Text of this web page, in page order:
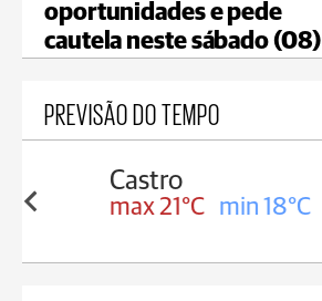
oportunidades e pede
cautela neste sábado (08)
PREVISÃO DO TEMPO
18°C max 20°C